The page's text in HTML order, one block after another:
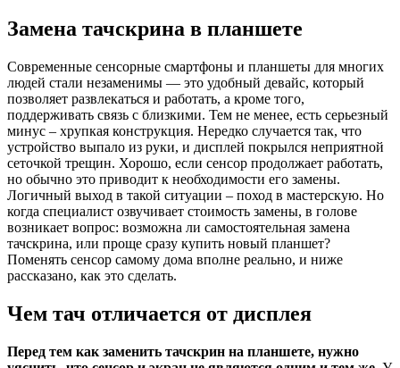
Замена тачскрина в планшете
Современные сенсорные смартфоны и планшеты для многих
людей стали незаменимы — это удобный девайс, который
позволяет развлекаться и работать, а кроме того,
поддерживать связь с близкими. Тем не менее, есть серьезный
минус – хрупкая конструкция. Нередко случается так, что
устройство выпало из руки, и дисплей покрылся неприятной
сеточкой трещин. Хорошо, если сенсор продолжает работать,
но обычно это приводит к необходимости его замены.
Логичный выход в такой ситуации – поход в мастерскую. Но
когда специалист озвучивает стоимость замены, в голове
возникает вопрос: возможна ли самостоятельная замена
тачскрина, или проще сразу купить новый планшет?
Поменять сенсор самому дома вполне реально, и ниже
рассказано, как это сделать.
Чем тач отличается от дисплея
Перед тем как заменить тачскрин на планшете, нужно